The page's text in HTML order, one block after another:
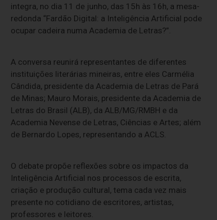
integra, no dia 11 de junho, das 15h às 16h, a mesa-
redonda “Fardão Digital: a Inteligência Artificial pode
ocupar cadeira numa Academia de Letras?”.
A conversa reunirá representantes de diferentes
instituições literárias mineiras, entre eles Carmélia
Cândida, presidente da Academia de Letras de Pará
de Minas; Mauro Morais, presidente da Academia de
Letras do Brasil (ALB), da ALB/MG/RMBH e da
Academia Nevense de Letras, Ciências e Artes; além
de Bernardo Lopes, representando a ACLS.
O debate propõe reflexões sobre os impactos da
Inteligência Artificial nos processos de escrita,
criação e produção cultural, tema cada vez mais
presente no cotidiano de escritores, artistas,
professores e leitores.